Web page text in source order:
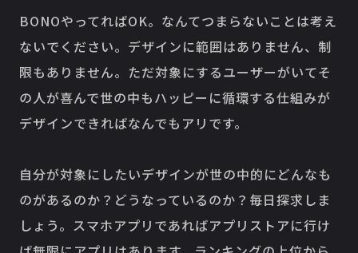
BONOやってればOK。なんてつまらないことは考え
ないでください。デザインに範囲はありません、制
限もありません。ただ対象にするユーザーがいてそ
の人が喜んで世の中もハッピーに循環する仕組みが
デザインできればなんでもアリです。
自分が対象にしたいデザインが世の中的にどんなも
のがあるのか？どうなっているのか？毎日探求しま
しょう。スマホアプリであればアプリストアに行け